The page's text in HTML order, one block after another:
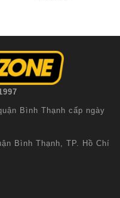
Bình Thạnh cấp ngày
Bình Thạnh, TP. Hồ Chí